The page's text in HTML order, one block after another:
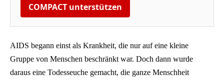
COMPACT unterstützen
AIDS begann einst als Krankheit, die nur auf eine kleine
Gruppe von Menschen beschränkt war. Doch dann wurde
daraus eine Todesseuche gemacht, die ganze Menschheit